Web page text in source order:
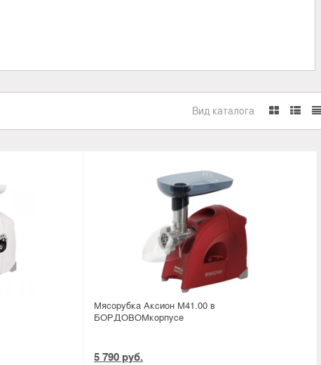
Вид каталога
Мясорубка Аксион М41.00 в
БОРДОВОМкорпусе
5 790 руб.